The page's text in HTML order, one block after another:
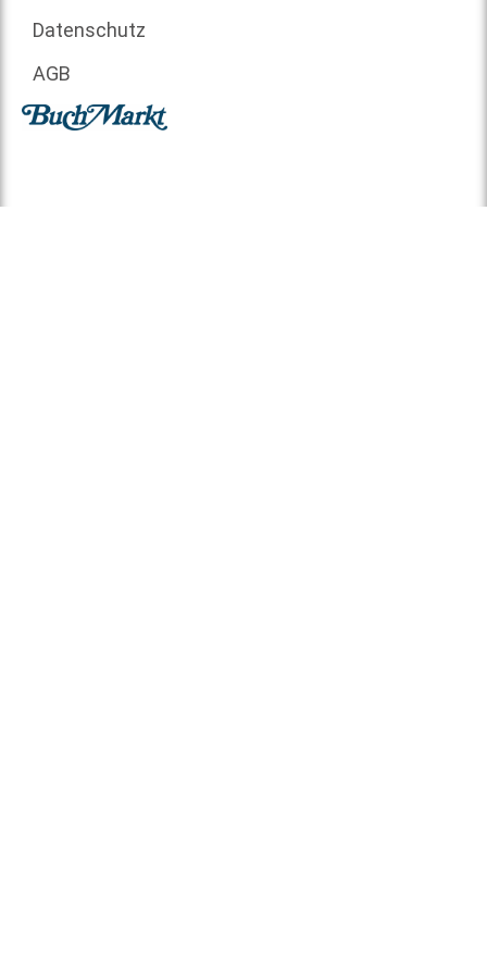
Datenschutz
AGB